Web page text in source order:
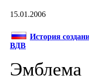
15.01.2006
История
ВДВ